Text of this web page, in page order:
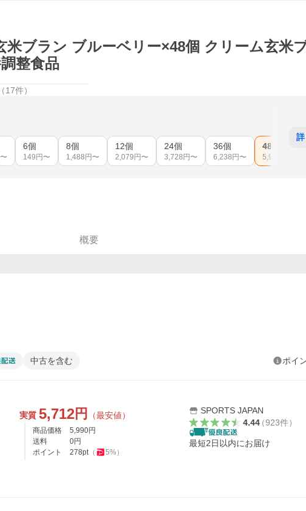
米ブラン ブルーベリー×48個 クリーム玄米
整食品
17件）
6個
149 円〜
8個
1,488 円〜
12個
2,079 円〜
24個
3,728 円〜
36個
6,238 円〜
48個
5,990
概要
中古を含む ポイ
実質 5,712円 （最安値）
商品価格 5,990円
送料
0円
ポイント
278pt（ 5%）
SPORTS JAPAN
4.44（923件）
最短2日以内にお届け